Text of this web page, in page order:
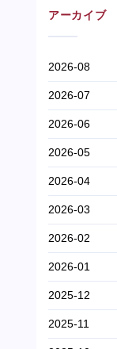
アーカイブ
2026-08
2026-07
2026-06
2026-05
2026-04
2026-03
2026-02
2026-01
2025-12
2025-11